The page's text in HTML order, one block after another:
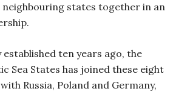
neighbouring states together in an
established ten years ago, the
Sea States has joined these eight
Russia, Poland and Germany,